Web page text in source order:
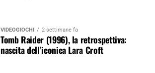
VIDEOGIOCHI 2 settimane fa
Tomb Raider (1996), la retrospettiva:
nascita dell’iconica Lara Croft